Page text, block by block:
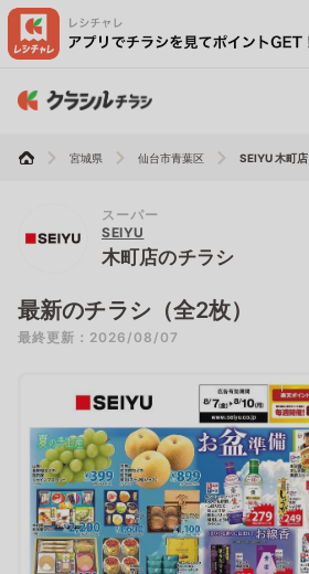
宮城県 仙台市青葉区 SEIYU 木町店
スーパー
SEIYU
木町店のチラシ
最新のチラシ（全2枚）
最終更新：2026/08/07